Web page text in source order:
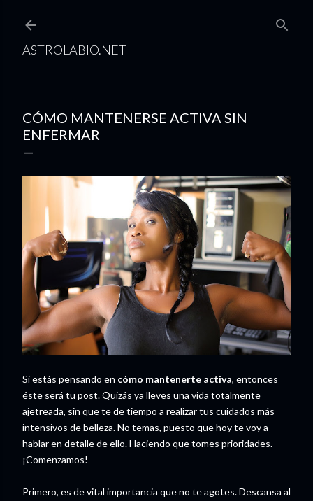
ASTROLABIO.NET
CÓMO MANTENERSE ACTIVA SIN
ENFERMAR
Si estás pensando en cómo mantenerte activa, entonces
éste será tu post. Quizás ya lleves una vida totalmente
ajetreada, sin que te de tiempo a realizar tus cuidados más
intensivos de belleza. No temas, puesto que hoy te voy a
hablar en detalle de ello. Haciendo que tomes prioridades.
¡Comenzamos!
Primero, es de vital importancia que no te agotes. Descansa al